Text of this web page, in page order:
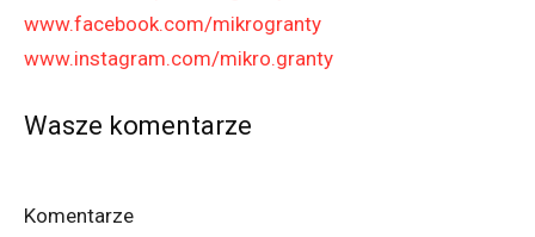
www.facebook.com/mikrogranty
www.instagram.com/mikro.granty
Wasze komentarze
Komentarze